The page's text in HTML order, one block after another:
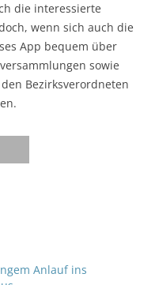
die interessierte
wenn sich auch die
App bequem über
sowie
Bezirksverordneten
Anlauf ins